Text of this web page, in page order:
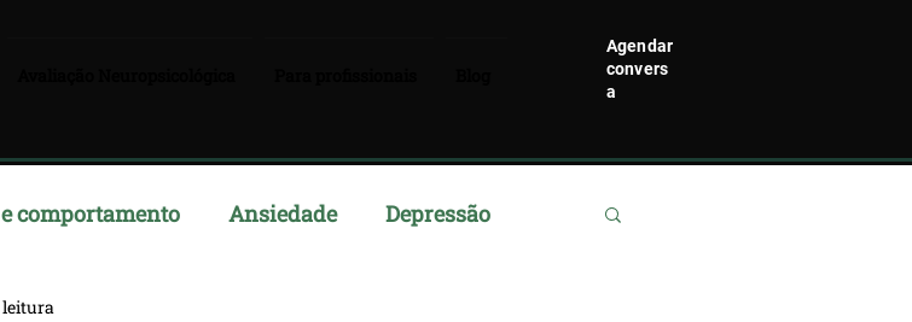
Agendar
convers
a
comportamento Ansiedade Depressão